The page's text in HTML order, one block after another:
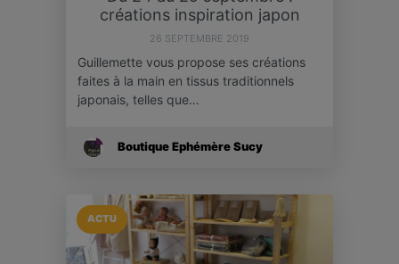
créations inspiration japon
26 SEPTEMBRE 2019
Guillemette vous propose ses créations
faites à la main en tissus traditionnels
japonais, telles que…
Boutique Ephémère Sucy
ACTU